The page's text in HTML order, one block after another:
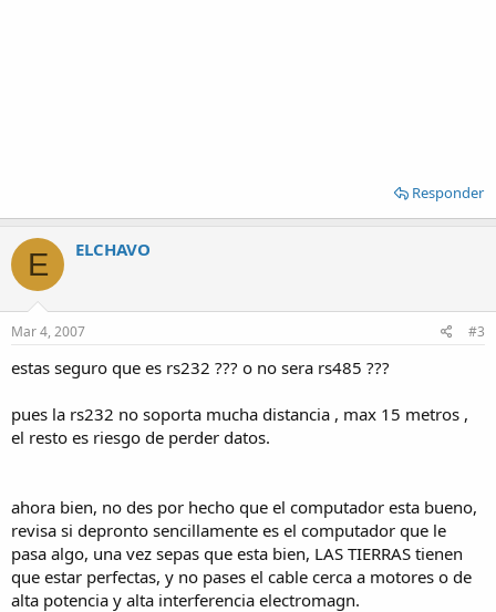
Responder
E ELCHAVO
Mar 4, 2007 #3
estas seguro que es rs232 ??? o no sera rs485 ???
pues la rs232 no soporta mucha distancia , max 15 metros ,
el resto es riesgo de perder datos.
ahora bien, no des por hecho que el computador esta bueno,
revisa si depronto sencillamente es el computador que le
pasa algo, una vez sepas que esta bien, LAS TIERRAS tienen
que estar perfectas, y no pases el cable cerca a motores o de
alta potencia y alta interferencia electromagn.